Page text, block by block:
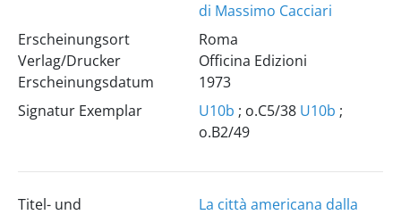
di Massimo Cacciari
Erscheinungsort
Verlag/Drucker
Erscheinungsdatum
Roma
Officina Edizioni
1973
Signatur Exemplar
U10b ; o.C5/38 U10b ;
o.B2/49
Titel- und
La città americana dalla